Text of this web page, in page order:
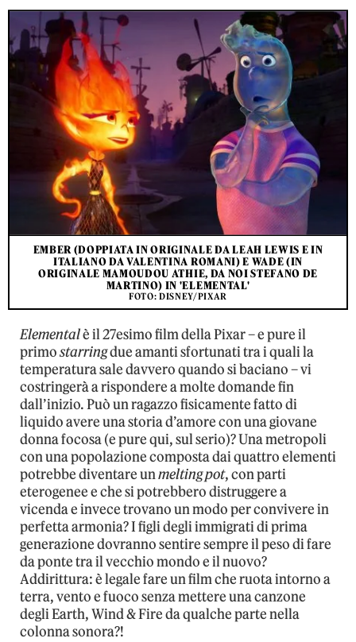
EMBER (DOPPIATA IN ORIGINALE DA LEAH LEWIS E IN
ITALIANO DA VALENTINA ROMANI) E WADE (IN
ORIGINALE MAMOUDOU ATHIE, DA NOI STEFANO DE
MARTINO) IN 'ELEMENTAL'
FOTO: DISNEY/PIXAR
Elementalè il 27esimo film della Pixar – e pure il
primostarringdue amanti sfortunati tra i quali la
temperatura sale davvero quando si baciano – vi
costringerà a rispondere a molte domande fin
dall’inizio. Può un ragazzo fisicamente fatto di
liquido avere una storia d’amore con una giovane
donna focosa (e pure qui, sul serio)? Una metropoli
con una popolazione composta dai quattro elementi
potrebbe diventare unmelting pot, con parti
eterogenee e che si potrebbero distruggere a
vicenda e invece trovano un modo per convivere in
perfetta armonia? I figli degli immigrati di prima
generazione dovranno sentire sempre il peso di fare
da ponte tra il vecchio mondo e il nuovo?
Addirittura: è legale fare un film che ruota intorno a
terra, vento e fuoco senza mettere una canzone
degli Earth, Wind & Fire da qualche parte nella
colonna sonora?!